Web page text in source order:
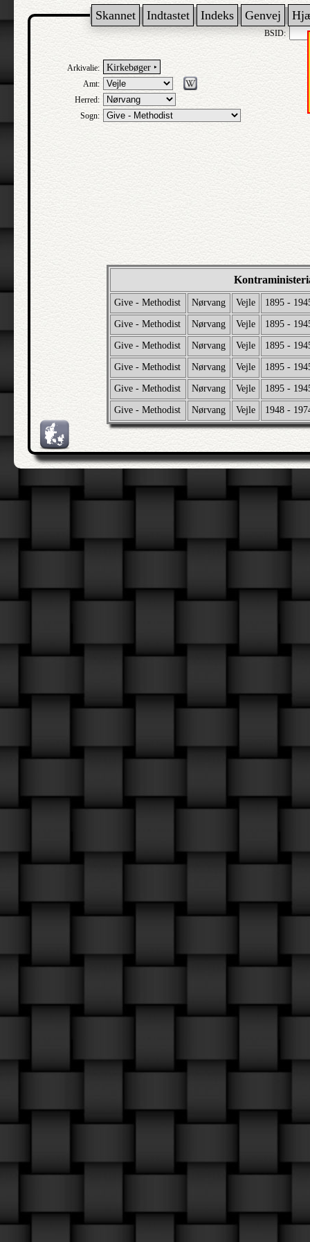
Skannet Indtastet Indeks Genvej
BSID:
Arkivalie: Kirkebøger ‣
Amt:
Herred:
Sogn:
Give - Methodist Nørvang Vejle 1895 -
Give - Methodist Nørvang Vejle 1895 -
Give - Methodist Nørvang Vejle 1895 -
Give - Methodist Nørvang Vejle 1895 -
Give - Methodist Nørvang Vejle 1895 -
Give - Methodist Nørvang Vejle 1948 -